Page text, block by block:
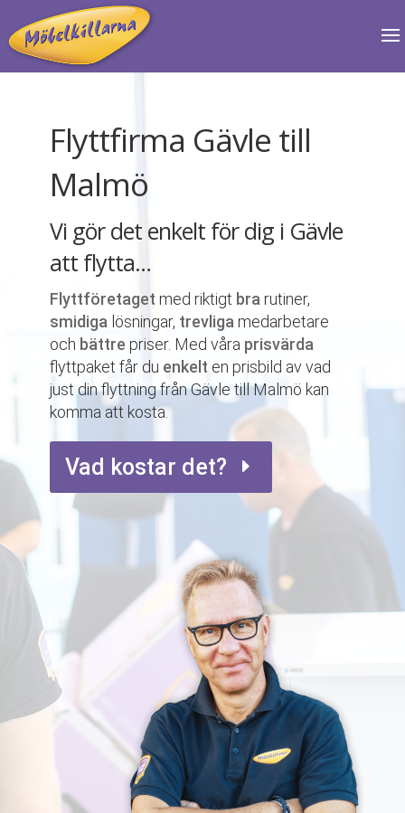
Flyttfirma Gävle till
Malmö
Vi gör det enkelt för dig i Gävle
att flytta…
Flyttföretaget med riktigt bra rutiner,
smidiga lösningar, trevliga medarbetare
och bättre priser. Med våra prisvärda
flyttpaket får du enkelt en prisbild av vad
just din flyttning från Gävle till Malmö kan
komma att kosta.
Vad kostar det?